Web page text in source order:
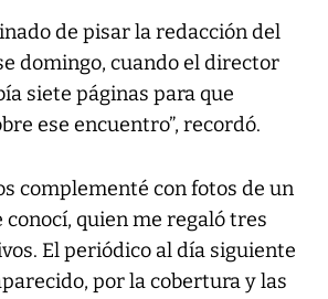
de pisar la redacción del
domingo, cuando el director
siete páginas para que
ese encuentro”, recordó.
complementé con fotos de un
conocí, quien me regaló tres
El periódico al día siguiente
por la cobertura y las